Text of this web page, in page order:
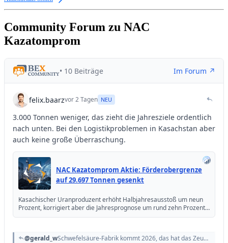
Community Forum zu NAC
Kazatomprom